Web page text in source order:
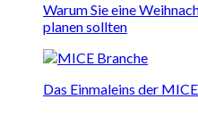
Warum Sie eine
planen sollten
Das Einmaleins der